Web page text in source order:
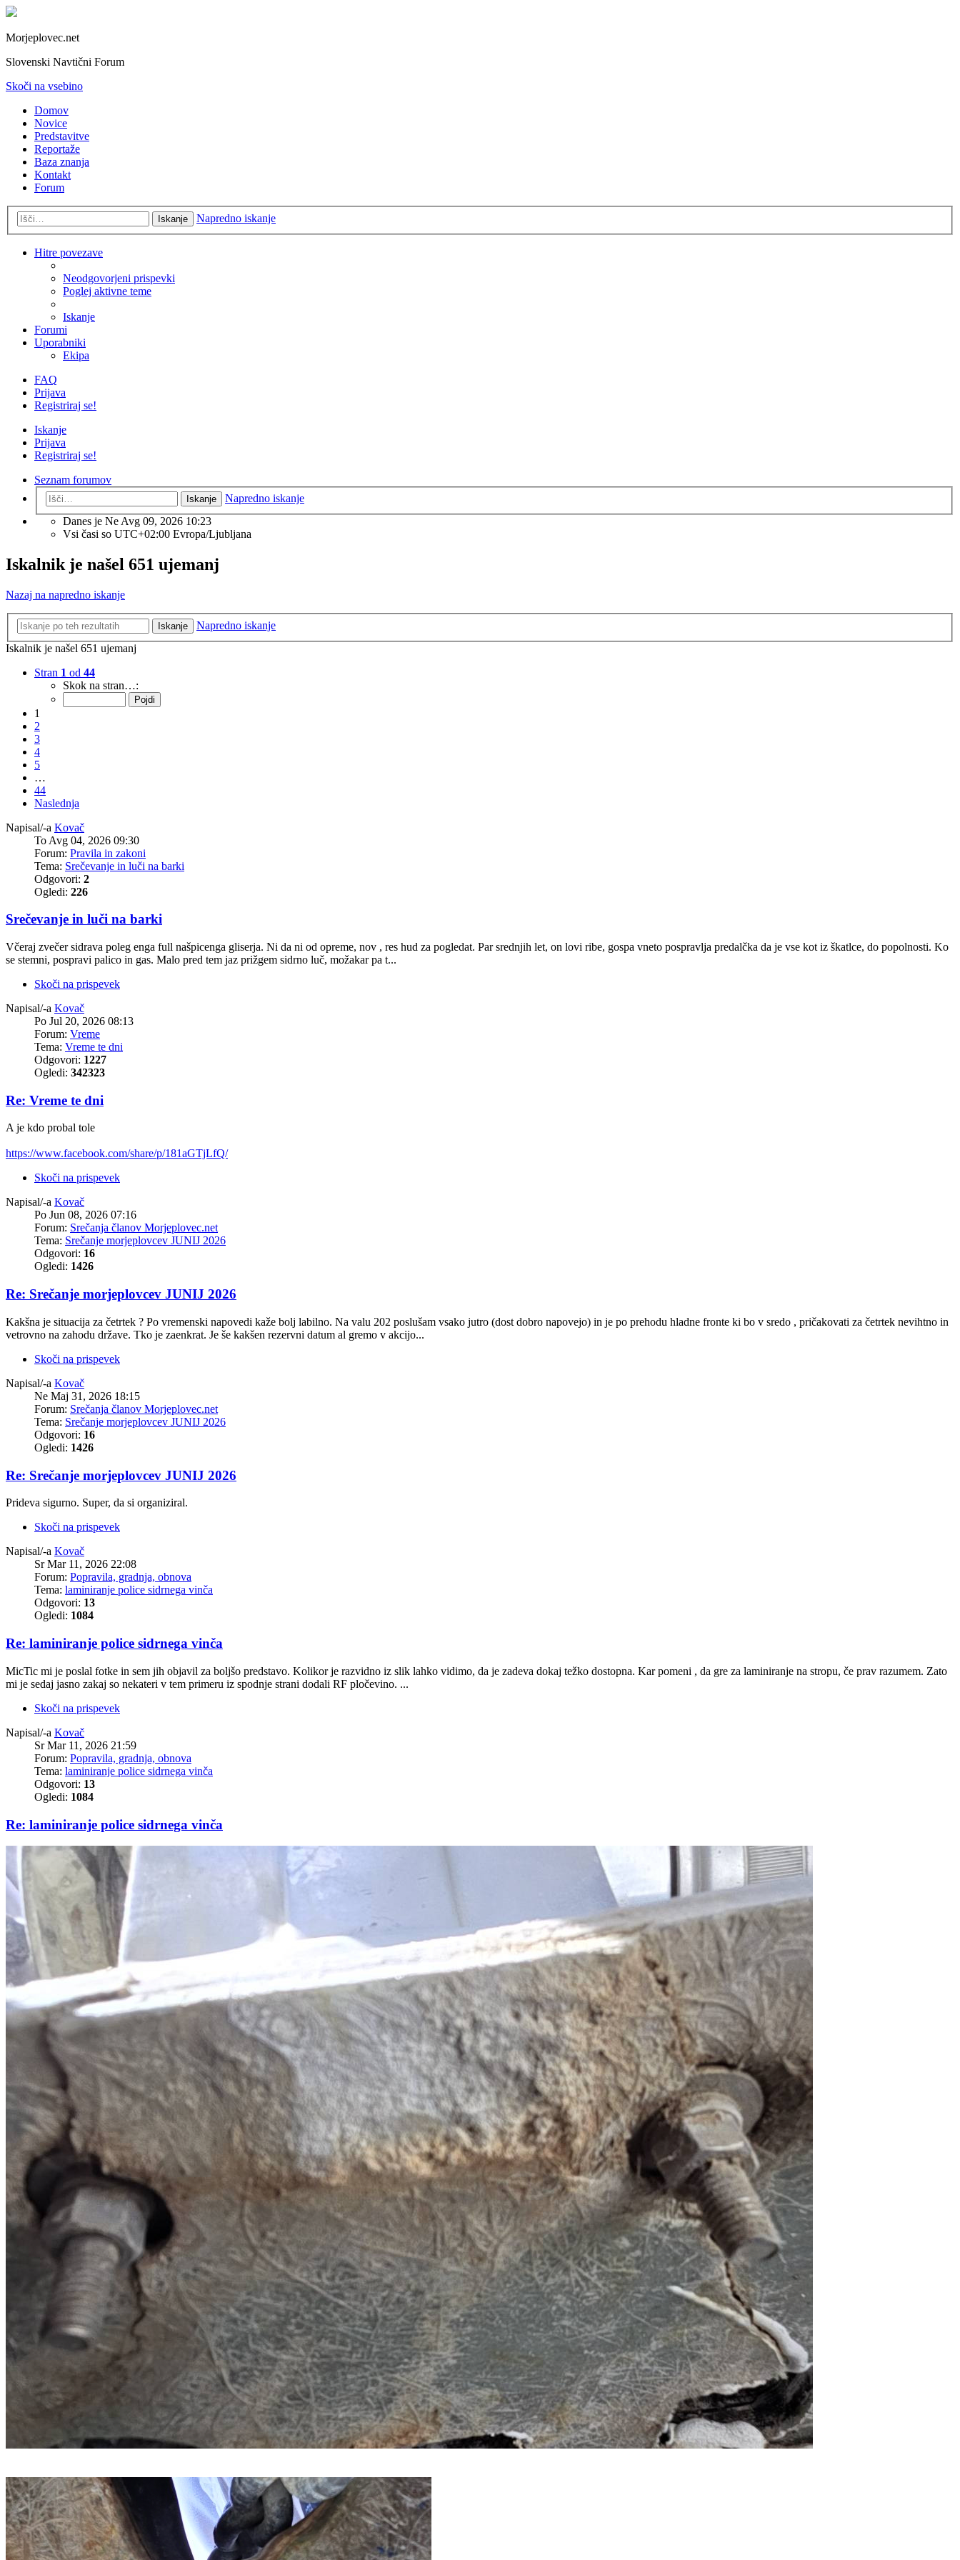
Morjeplovec.net
Slovenski Navtični Forum
Skoči na vsebino
Domov
Novice
Predstavitve
Reportaže
Baza znanja
Kontakt
Forum
Iskanje Napredno iskanje
Hitre povezave
Neodgovorjeni prispevki
Poglej aktivne teme
Iskanje
Forumi
Uporabniki
Ekipa
FAQ
Prijava
Registriraj se!
Iskanje
Prijava
Registriraj se!
Seznam forumov
Iskanje
Napredno iskanje
Danes je Ne Avg 09, 2026 10:23
Vsi časi so UTC+02:00 Evropa/Ljubljana
Iskalnik je našel 651 ujemanj
Nazaj na napredno iskanje
Iskanje
Napredno iskanje
Iskalnik je našel 651 ujemanj
Stran 1 od 44
Skok na stran…:
1
2
3
4
5
…
44
Naslednja
Napisal/-a Kovač
To Avg 04, 2026 09:30
Forum: Pravila in zakoni
Tema: Srečevanje in luči na barki
Odgovori: 2
Ogledi: 226
Srečevanje in luči na barki
Včeraj zvečer sidrava poleg enga full našpicenga gliserja. Ni da ni od opreme, nov , res hud za pogledat. Par srednjih let, on lovi ribe, gospa vneto pospravlja predalčka da je vse kot iz škatlce, do popolnosti. Ko
se stemni, pospravi palico in gas. Malo pred tem jaz prižgem sidrno luč, možakar pa t...
Skoči na prispevek
Napisal/-a Kovač
Po Jul 20, 2026 08:13
Forum: Vreme
Tema: Vreme te dni
Odgovori: 1227
Ogledi: 342323
Re: Vreme te dni
A je kdo probal tole
https://www.facebook.com/share/p/181aGTjLfQ/
Skoči na prispevek
Napisal/-a Kovač
Po Jun 08, 2026 07:16
Forum: Srečanja članov Morjeplovec.net
Tema: Srečanje morjeplovcev JUNIJ 2026
Odgovori: 16
Ogledi: 1426
Re: Srečanje morjeplovcev JUNIJ 2026
Kakšna je situacija za četrtek ? Po vremenski napovedi kaže bolj labilno. Na valu 202 poslušam vsako jutro (dost dobro napovejo) in je po prehodu hladne fronte ki bo v sredo , pričakovati za četrtek nevihtno in
vetrovno na zahodu države. Tko je zaenkrat. Je še kakšen rezervni datum al gremo v akcijo...
Skoči na prispevek
Napisal/-a Kovač
Ne Maj 31, 2026 18:15
Forum: Srečanja članov Morjeplovec.net
Tema: Srečanje morjeplovcev JUNIJ 2026
Odgovori: 16
Ogledi: 1426
Re: Srečanje morjeplovcev JUNIJ 2026
Prideva sigurno. Super, da si organiziral.
Skoči na prispevek
Napisal/-a Kovač
Sr Mar 11, 2026 22:08
Forum: Popravila, gradnja, obnova
Tema: laminiranje police sidrnega vinča
Odgovori: 13
Ogledi: 1084
Re: laminiranje police sidrnega vinča
MicTic mi je poslal fotke in sem jih objavil za boljšo predstavo. Kolikor je razvidno iz slik lahko vidimo, da je zadeva dokaj težko dostopna. Kar pomeni , da gre za laminiranje na stropu, če prav razumem. Zato
mi je sedaj jasno zakaj so nekateri v tem primeru iz spodnje strani dodali RF pločevino. ...
Skoči na prispevek
Napisal/-a Kovač
Sr Mar 11, 2026 21:59
Forum: Popravila, gradnja, obnova
Tema: laminiranje police sidrnega vinča
Odgovori: 13
Ogledi: 1084
Re: laminiranje police sidrnega vinča